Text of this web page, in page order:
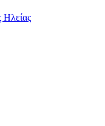
Ηλείας